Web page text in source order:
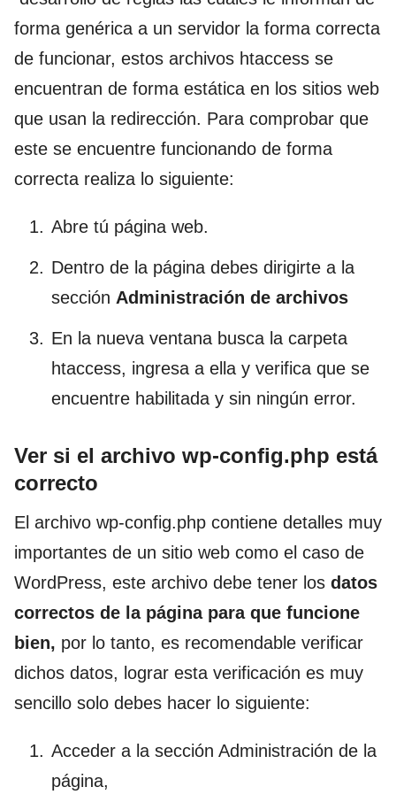
forma genérica a un servidor la forma correcta
de funcionar, estos archivos htaccess se
encuentran de forma estática en los sitios web
que usan la redirección. Para comprobar que
este se encuentre funcionando de forma
correcta realiza lo siguiente:
Abre tú página web.
Dentro de la página debes dirigirte a la
sección Administración de archivos
En la nueva ventana busca la carpeta
htaccess, ingresa a ella y verifica que se
encuentre habilitada y sin ningún error.
Ver si el archivo wp-config.php está
correcto
El archivo wp-config.php contiene detalles muy
importantes de un sitio web como el caso de
WordPress, este archivo debe tener los datos
correctos de la página para que funcione
bien, por lo tanto, es recomendable verificar
dichos datos, lograr esta verificación es muy
sencillo solo debes hacer lo siguiente:
Acceder a la sección Administración de la
página,